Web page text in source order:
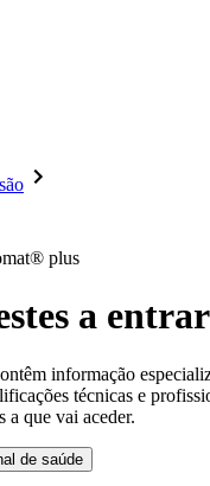
e Sistemas de Contentores
Infeções
Cirúrgicas
Vascular
Saúde
plus
a
informação
técnicas e
a que vai aceder.
de saúde